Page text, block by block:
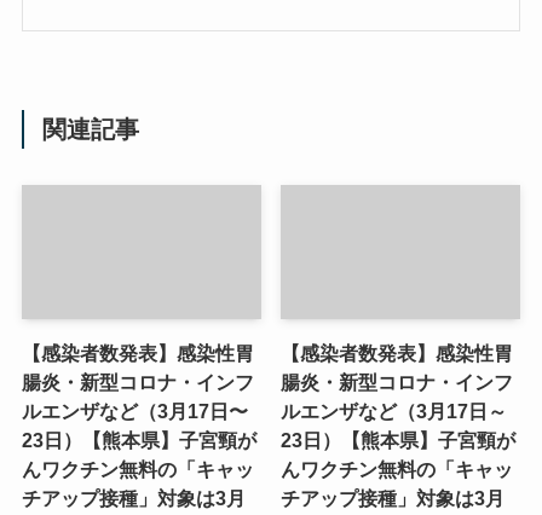
関連記事
【感染者数発表】感染性胃
腸炎・新型コロナ・インフ
ルエンザなど（3月17日〜
23日）【熊本県】子宮頸が
んワクチン無料の「キャッ
チアップ接種」対象は3月
【感染者数発表】感染性胃
腸炎・新型コロナ・インフ
ルエンザなど（3月17日～
23日）【熊本県】子宮頸が
んワクチン無料の「キャッ
チアップ接種」対象は3月